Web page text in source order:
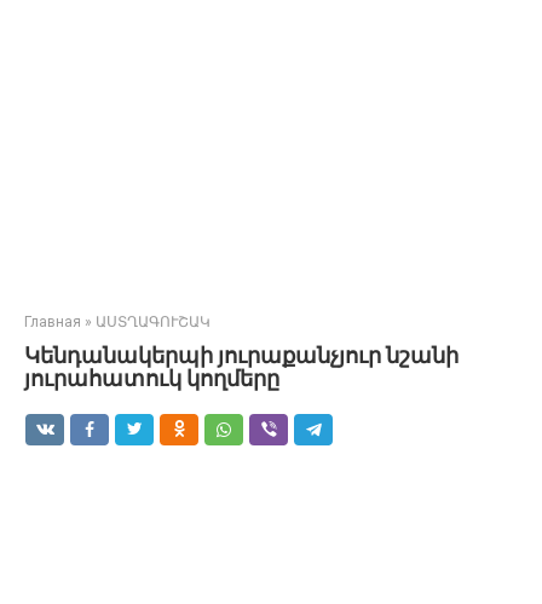
Главная » ԱՍՏՂԱԳՈՒՇԱԿ
Կենդանակերպի յուրաքանչյուր նշանի
յուրահատուկ կողմերը